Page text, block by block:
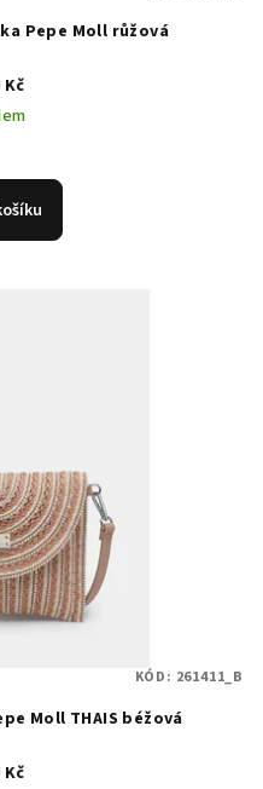
Pepe Moll růžová
Kč
Moll THAIS béžová
Kč
KÓD: 261411_B